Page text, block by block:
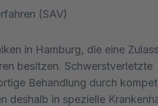
(SAV)
in Hamburg, die eine
besitzen. Schwerstverletzte
Behandlung durch
deshalb in spezielle